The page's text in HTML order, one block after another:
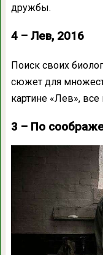
дружбы.
4 – Лев, 2016
Поиск своих
сюжет для
картине «Лев»,
3 – По